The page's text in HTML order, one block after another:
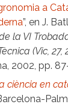
a
”, en J.
la VI
(Vic,
2002, pp.
ciència en